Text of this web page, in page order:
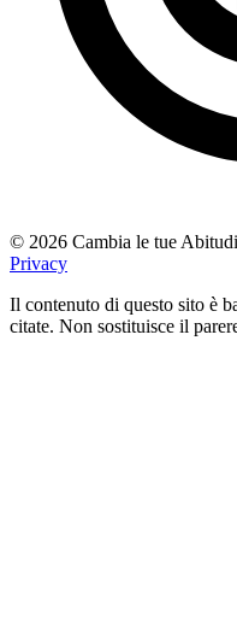
© 2026 Cambia le tue
Privacy
Il contenuto di questo sito è
citate. Non sostituisce il